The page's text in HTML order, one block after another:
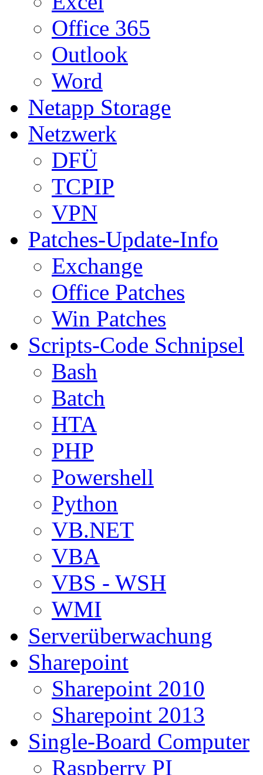
Office 365
Outlook
Word
Netapp Storage
Netzwerk
DFÜ
TCPIP
VPN
Patches-Update-Info
Exchange
Office Patches
Win Patches
Scripts-Code Schnipsel
Bash
Batch
HTA
PHP
Powershell
Python
VB.NET
VBA
VBS - WSH
WMI
Serverüberwachung
Sharepoint
Sharepoint 2010
Sharepoint 2013
Single-Board Computer
Raspberry PI